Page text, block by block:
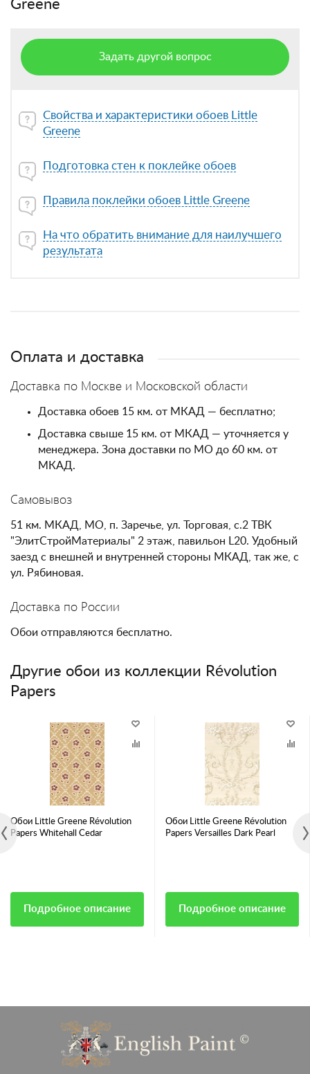
Greene
Задать другой вопрос
Свойства и характеристики обоев Little
Greene
Подготовка стен к поклейке обоев
Правила поклейки обоев Little Greene
На что обратить внимание для наилучшего
результата
Оплата и доставка
Доставка по Москве и Московской области
Доставка обоев 15 км. от МКАД — бесплатно;
Доставка свыше 15 км. от МКАД — уточняется у
менеджера. Зона доставки по МО до 60 км. от
МКАД.
Самовывоз
51 км. МКАД, МО, п. Заречье, ул. Торговая, с.2 ТВК
"ЭлитСтройМатериалы" 2 этаж, павильон L20. Удобный
заезд с внешней и внутренней стороны МКАД, так же, с
ул. Рябиновая.
Доставка по России
Обои отправляются бесплатно.
Другие обои из коллекции Révolution
Papers
Обои Little Greene Révolution
Papers Whitehall Cedar
Подробное описание
Обои Little Greene Révolution
Papers Versailles Dark Pearl
Подробное описание